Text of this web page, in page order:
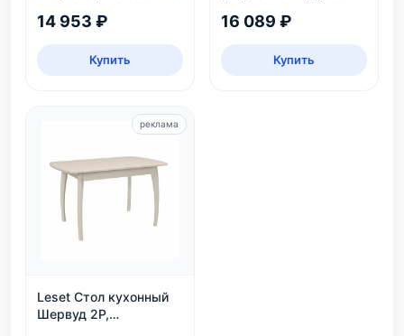
14 953 ₽
Купить
16 089 ₽
Купить
Leset Стол кухонный
Шервуд 2Р,
реклама